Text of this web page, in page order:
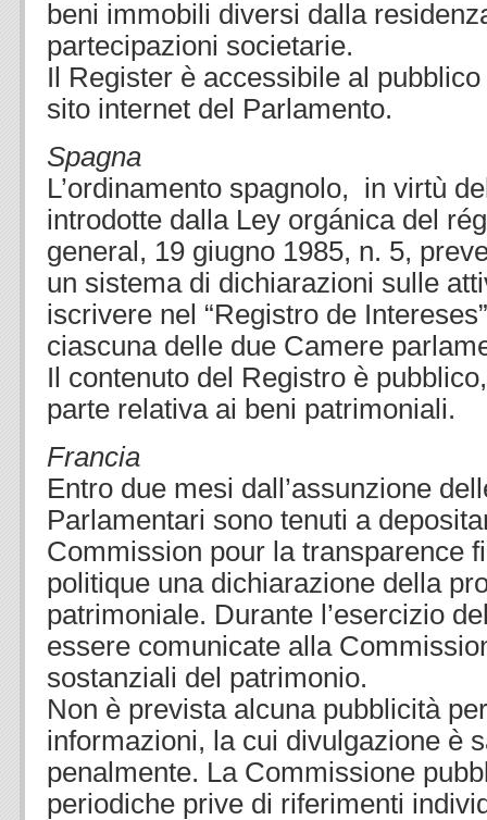
beni immobili diversi dalla
partecipazioni societarie.
Il Register è accessibile al
sito internet del Parlamento.
Spagna
L’ordinamento spagnolo, in virtù
introdotte dalla Ley orgánica del
general, 19 giugno 1985, n. 5,
un sistema di dichiarazioni sulle
iscrivere nel “Registro de
ciascuna delle due Camere
Il contenuto del Registro è
parte relativa ai beni patrimoniali.
Francia
Entro due mesi dall’assunzione
Parlamentari sono tenuti a
Commission pour la transparence
politique una dichiarazione della
patrimoniale. Durante l’esercizio
essere comunicate alla
sostanziali del patrimonio.
Non è prevista alcuna pubblicità
informazioni, la cui divulgazione è
penalmente. La Commissione
periodiche prive di riferimenti